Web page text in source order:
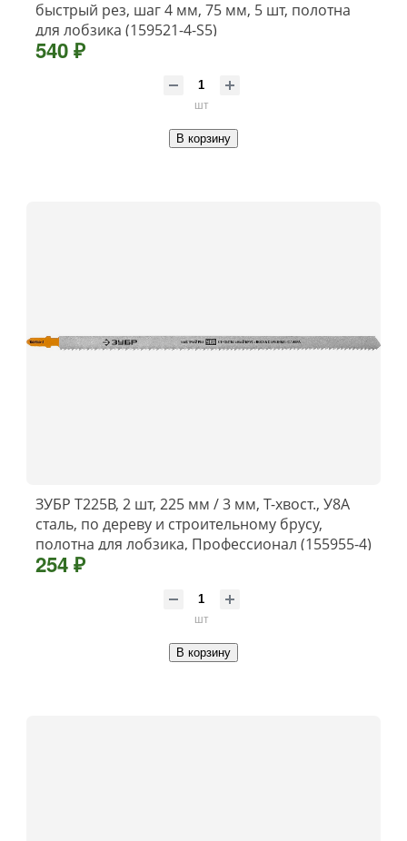
быстрый рез, шаг 4 мм, 75 мм, 5 шт, полотна
для лобзика (159521-4-S5)
540 ₽
шт
В корзину
ЗУБР T225B, 2 шт, 225 мм / 3 мм, T-хвост., У8А
сталь, по дереву и строительному брусу,
полотна для лобзика, Профессионал (155955-4)
254 ₽
шт
В корзину